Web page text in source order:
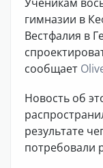
гимназии в
Вестфалия в
сообщает
Новость об
результате
потребовали